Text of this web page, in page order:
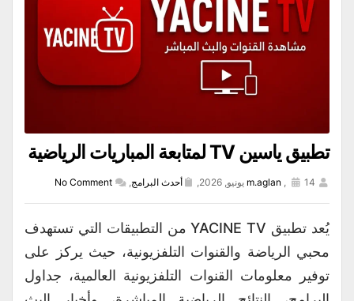
تطبيق ياسين TV لمتابعة المباريات الرياضية
m.aglan , 14 يونيو, 2026, أحدث البرامج,
No Comment
يُعد تطبيق YACINE TV من التطبيقات التي تستهدف
محبي الرياضة والقنوات التلفزيونية، حيث يركز على
توفير معلومات القنوات التلفزيونية العالمية، جداول